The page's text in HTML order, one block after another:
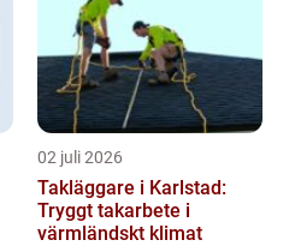
02 juli 2026
Takläggare i Karlstad:
Tryggt takarbete i
värmländskt klimat